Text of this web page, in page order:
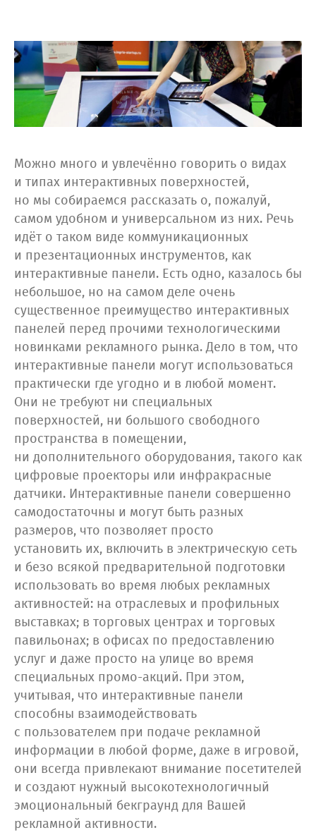
Можно много и увлечённо говорить о видах
и типах интерактивных поверхностей,
но мы собираемся рассказать о, пожалуй,
самом удобном и универсальном из них. Речь
идёт о таком виде коммуникационных
и презентационных инструментов, как
интерактивные панели. Есть одно, казалось бы
небольшое, но на самом деле очень
существенное преимущество интерактивных
панелей перед прочими технологическими
новинками рекламного рынка. Дело в том, что
интерактивные панели могут использоваться
практически где угодно и в любой момент.
Они не требуют ни специальных
поверхностей, ни большого свободного
пространства в помещении,
ни дополнительного оборудования, такого как
цифровые проекторы или инфракрасные
датчики. Интерактивные панели совершенно
самодостаточны и могут быть разных
размеров, что позволяет просто
установить их, включить в электрическую сеть
и безо всякой предварительной подготовки
использовать во время любых рекламных
активностей: на отраслевых и профильных
выставках; в торговых центрах и торговых
павильонах; в офисах по предоставлению
услуг и даже просто на улице во время
специальных промо-акций. При этом,
учитывая, что интерактивные панели
способны взаимодействовать
с пользователем при подаче рекламной
информации в любой форме, даже в игровой,
они всегда привлекают внимание посетителей
и создают нужный высокотехнологичный
эмоциональный бекграунд для Вашей
рекламной активности.